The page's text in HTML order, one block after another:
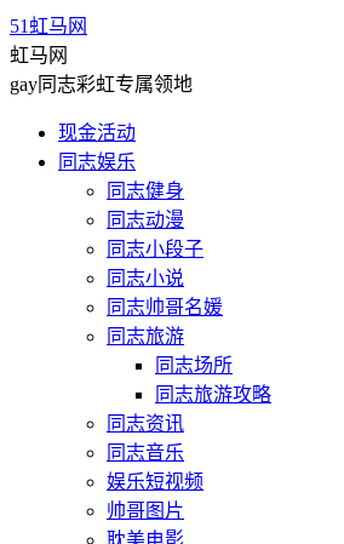
51虹马网
虹马网
gay同志彩虹专属领地
现金活动
同志娱乐
同志健身
同志动漫
同志小段子
同志小说
同志帅哥名媛
同志旅游
同志场所
同志旅游攻略
同志资讯
同志音乐
娱乐短视频
帅哥图片
耽美电影